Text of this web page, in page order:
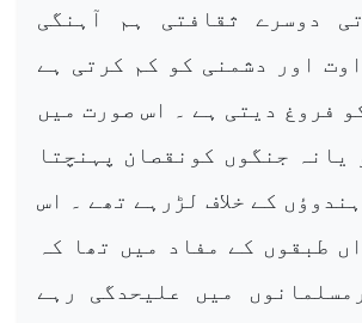
دوسرے ثقافتی ہم آہنگی
اور دشمنی کو کم کرتی ہے
فروغ دیتی ہے ۔ اس صورت میں
یانہ جنگوں کونقصان پہنچتا
کے خلاف لڑرہے تھے ۔ اس
طبقوں کے مفاد میں تھا کہ
میں علیحدگی رہے